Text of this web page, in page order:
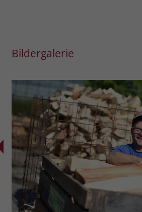
Bildergalerie